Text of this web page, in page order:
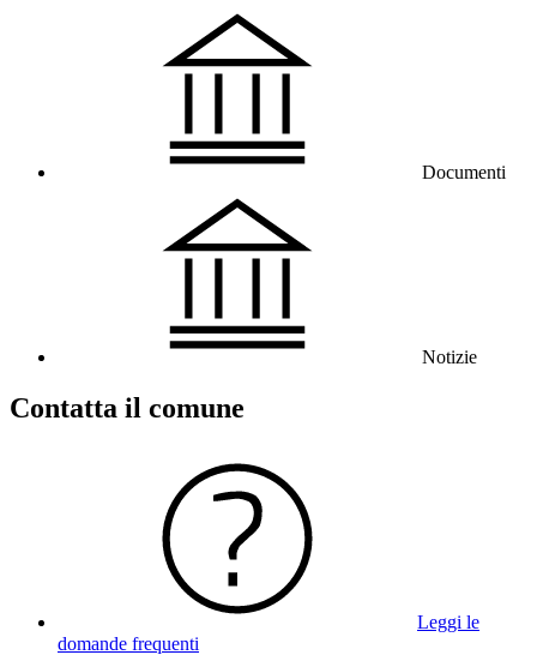
Documenti
Notizie
Contatta il comune
Leggi le
domande frequenti